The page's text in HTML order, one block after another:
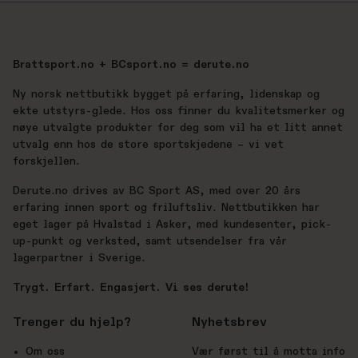
Brattsport.no + BCsport.no = derute.no
Ny norsk nettbutikk bygget på erfaring, lidenskap og
ekte utstyrs-glede. Hos oss finner du kvalitetsmerker og
nøye utvalgte produkter for deg som vil ha et litt annet
utvalg enn hos de store sportskjedene – vi vet
forskjellen.
Derute.no drives av BC Sport AS, med over 20 års
erfaring innen sport og friluftsliv. Nettbutikken har
eget lager på Hvalstad i Asker, med kundesenter, pick-
up-punkt og verksted, samt utsendelser fra vår
lagerpartner i Sverige.
Trygt. Erfart. Engasjert. Vi ses derute!
Trenger du hjelp?
Om oss
Nyhetsbrev
Vær først til å motta info